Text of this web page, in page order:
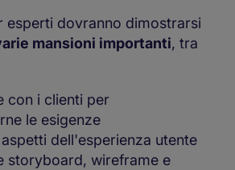
esperti dovranno dimostrarsi
mansioni importanti, tra
con i clienti per
le esigenze
dell'esperienza utente
storyboard, wireframe e